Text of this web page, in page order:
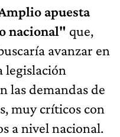
apuesta
nacional" que,
avanzar en
legislación
las demandas de
muy críticos con
a nivel nacional.